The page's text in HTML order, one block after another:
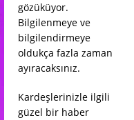
gözüküyor.
Bilgilenmeye ve
bilgilendirmeye
oldukça fazla zaman
ayıracaksınız.
Kardeşlerinizle ilgili
güzel bir haber